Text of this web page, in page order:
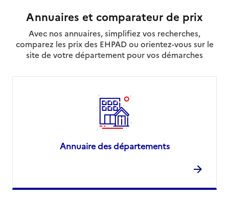
Annuaires et comparateur de prix
Avec nos annuaires, simplifiez vos recherches,
comparez les prix des EHPAD ou orientez-vous sur le
site de votre département pour vos démarches
Annuaire des départements